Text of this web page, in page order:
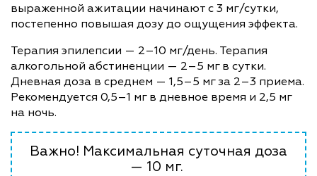
выраженной ажитации начинают с 3 мг/сутки,
постепенно повышая дозу до ощущения эффекта.
Терапия эпилепсии — 2–10 мг/день. Терапия
алкогольной абстиненции — 2–5 мг в сутки.
Дневная доза в среднем — 1,5–5 мг за 2–3 приема.
Рекомендуется 0,5–1 мг в дневное время и 2,5 мг
на ночь.
Важно! Максимальная суточная доза
— 10 мг.